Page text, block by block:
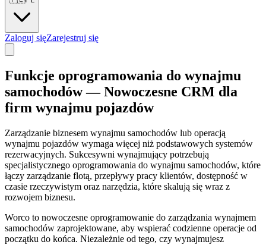
Zaloguj sięZarejestruj się
Funkcje oprogramowania do wynajmu
samochodów — Nowoczesne CRM dla
firm wynajmu pojazdów
Zarządzanie biznesem wynajmu samochodów lub operacją
wynajmu pojazdów wymaga więcej niż podstawowych systemów
rezerwacyjnych. Sukcesywni wynajmujący potrzebują
specjalistycznego oprogramowania do wynajmu samochodów, które
łączy zarządzanie flotą, przepływy pracy klientów, dostępność w
czasie rzeczywistym oraz narzędzia, które skalują się wraz z
rozwojem biznesu.
Worco to nowoczesne oprogramowanie do zarządzania wynajmem
samochodów zaprojektowane, aby wspierać codzienne operacje od
początku do końca. Niezależnie od tego, czy wynajmujesz